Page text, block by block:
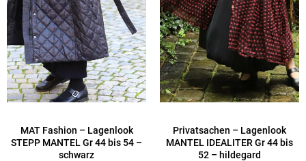
MAT Fashion – Lagenlook
STEPP MANTEL Gr 44 bis 54 –
schwarz
Privatsachen – Lagenlook
MANTEL IDEALITER Gr 44 bis
52 – hildegard